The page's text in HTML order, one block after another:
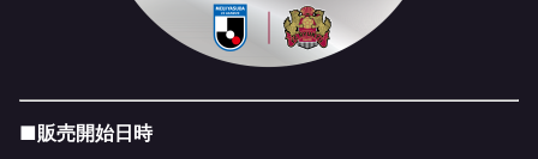
■販売開始日時